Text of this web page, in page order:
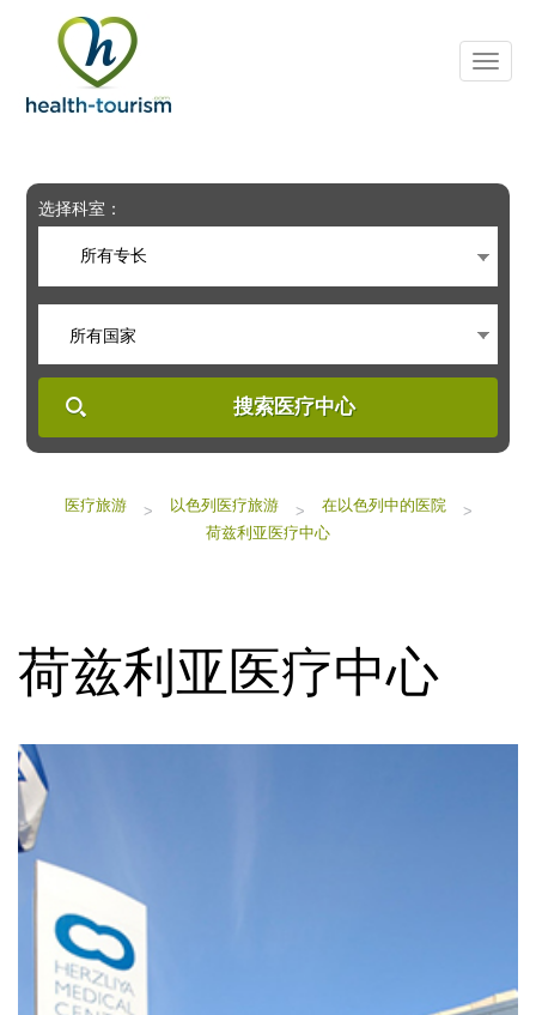
includes
system.
选择科室：
所有专长
所有国家
搜索医疗中心
医疗旅游 > 以色列医疗旅游 > 在以色列中的医院
>
荷兹利亚医疗中心
荷兹利亚医疗中心